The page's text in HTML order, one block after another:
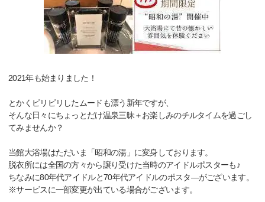
2021年も始まりました！
とかくピリピリしたムードも漂う新年ですが、
そんな日々にちょっとだけ温泉三昧＋お楽しみのチルタイムを過ごし
てみませんか？
当館大浴場はただいま「昭和の湯」に変身しております。
脱衣所には全国の方々から譲り受けた当時のアイドルポスターも♪
ちなみに80年代アイドルと70年代アイドルのポスタ―がございます。
※サービスに一部変更が出ている場合がございます。